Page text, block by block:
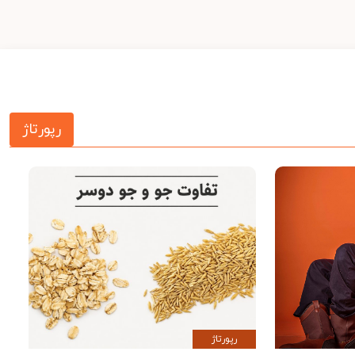
رپورتاژ
رپورتاژ